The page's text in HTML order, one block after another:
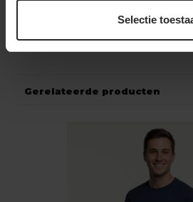
Selectie
Niet in de droogtrommel
laten drogen om het
Gerelateerde producten